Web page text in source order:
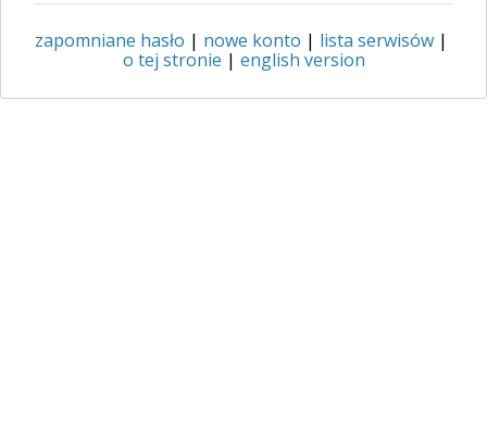
zapomniane hasło | nowe konto | lista serwisów |
o tej stronie | english version